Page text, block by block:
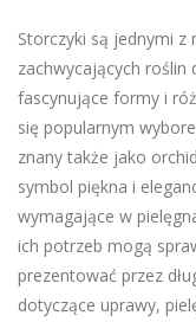
Storczyki są jednymi z
zachwycających roślin
fascynujące formy i
się popularnym
znany także jako
symbol piękna i
wymagające w
ich potrzeb mogą
prezentować przez
dotyczące uprawy,